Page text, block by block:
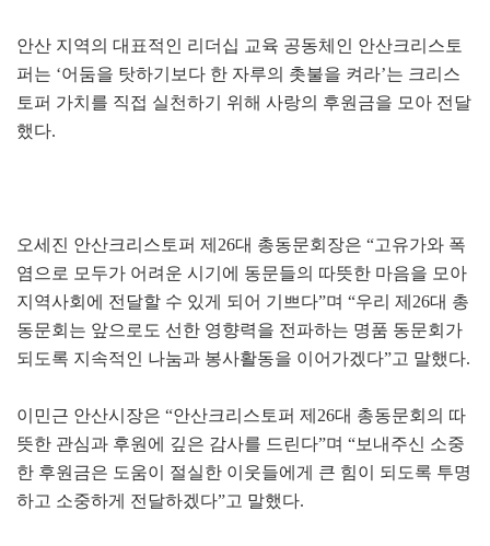
안산 지역의 대표적인 리더십 교육 공동체인 안산크리스토
퍼는 ‘어둠을 탓하기보다 한 자루의 촛불을 켜라’는 크리스
토퍼 가치를 직접 실천하기 위해 사랑의 후원금을 모아 전달
했다.
오세진 안산크리스토퍼 제26대 총동문회장은 “고유가와 폭
염으로 모두가 어려운 시기에 동문들의 따뜻한 마음을 모아
지역사회에 전달할 수 있게 되어 기쁘다”며 “우리 제26대 총
동문회는 앞으로도 선한 영향력을 전파하는 명품 동문회가
되도록 지속적인 나눔과 봉사활동을 이어가겠다”고 말했다.
이민근 안산시장은 “안산크리스토퍼 제26대 총동문회의 따
뜻한 관심과 후원에 깊은 감사를 드린다”며 “보내주신 소중
한 후원금은 도움이 절실한 이웃들에게 큰 힘이 되도록 투명
하고 소중하게 전달하겠다”고 말했다.